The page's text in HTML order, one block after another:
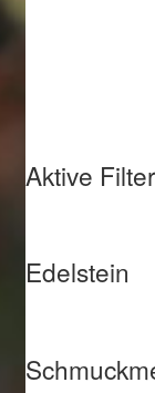
Aktive Filter
Edelstein